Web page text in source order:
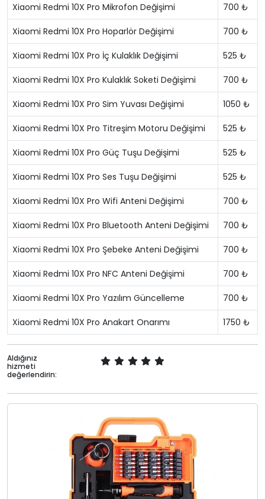
Xiaomi Redmi 10X Pro Mikrofon Değişimi 700 ₺
Xiaomi Redmi 10X Pro Hoparlör Değişimi 700 ₺
Xiaomi Redmi 10X Pro İç Kulaklık Değişimi 525 ₺
Xiaomi Redmi 10X Pro Kulaklık Soketi Değişimi 700 ₺
Xiaomi Redmi 10X Pro Sim Yuvası Değişimi 1050 ₺
Xiaomi Redmi 10X Pro Titreşim Motoru Değişimi 525 ₺
Xiaomi Redmi 10X Pro Güç Tuşu Değişimi 525 ₺
Xiaomi Redmi 10X Pro Ses Tuşu Değişimi 525 ₺
Xiaomi Redmi 10X Pro Wifi Anteni Değişimi 700 ₺
Xiaomi Redmi 10X Pro Bluetooth Anteni Değişimi 700 ₺
Xiaomi Redmi 10X Pro Şebeke Anteni Değişimi 700 ₺
Xiaomi Redmi 10X Pro NFC Anteni Değişimi 700 ₺
Xiaomi Redmi 10X Pro Yazılım Güncelleme 700 ₺
Xiaomi Redmi 10X Pro Anakart Onarımı 1750 ₺
Aldığınız
hizmeti
değerlendirin: